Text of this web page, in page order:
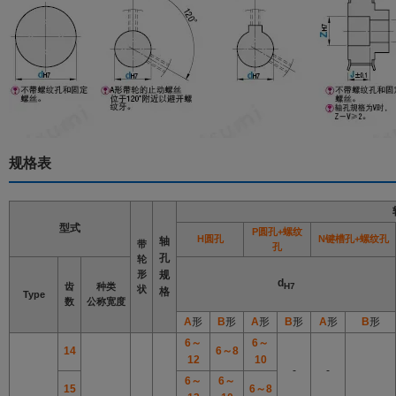
规格表
型式
带
轮
形
状
轴
孔
规
格
H圆孔
P圆孔+螺纹
孔
N键槽孔+螺纹孔
Type
齿
数
种类
公称宽度
dH7
A形 B形 A形 B形 A形 B形
14
6～
12
6～8
6～
10
-
-
15
6～
6～
6～8